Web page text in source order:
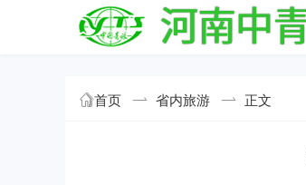
首页 省内旅游 正文